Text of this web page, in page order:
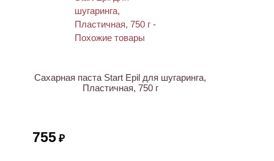
Сахарная паста Start Epil для шугаринга,
Пластичная, 750 г
755 ₽